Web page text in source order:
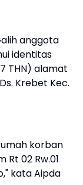
anggota
identitas
THN) alamat
Krebet Kec.
korban
Rt 02 Rw.01
kata Aipda